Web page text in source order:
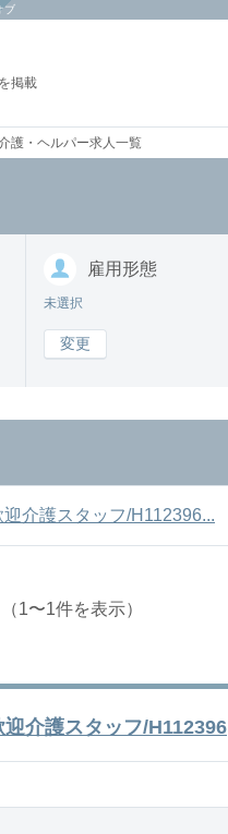
ブ
掲載
護・ヘルパー求人一覧
雇用形態
未選択
変更
介護スタッフ/H112396...
（1〜1件を表示）
介護スタッフ/H112396